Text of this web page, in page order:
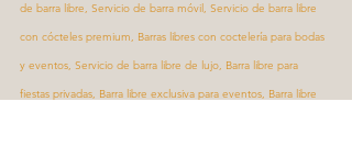
de barra libre, Servicio de barra móvil, Servicio de barra libre
con cócteles premium, Barras libres con coctelería para bodas
y eventos, Servicio de barra libre de lujo, Barra libre para
fiestas privadas, Barra libre exclusiva para eventos, Barra libre